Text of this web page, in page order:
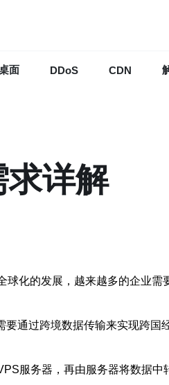
面 DDoS CDN
详解
化的发展，越来越多的企业
通过跨境数据传输来实现跨国
服务器，再由服务器将数据中